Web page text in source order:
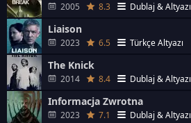
2005 8.3 Dublaj & Altyazı
Liaison
2023 6.5 Türkçe Altyazı
The Knick
2014 8.4 Dublaj & Altyazı
Informacja Zwrotna
2023 7.1 Dublaj & Altyazı